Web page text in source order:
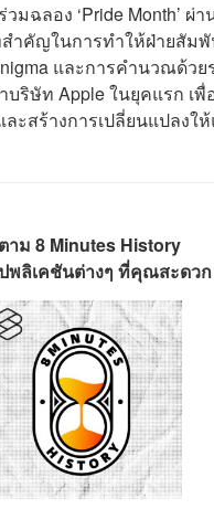
ฉลอง ‘Pride Month’ ผ่
คัญในการทำให้ฝ่ายสัมพั
และการคำนวณด้วย
ษัท Apple ในยุคแรก เพื่
สร้างการเปลี่ยนแปลงใ
าม 8 Minutes History
พลิเคชันต่างๆ ที่คุณสะดวก